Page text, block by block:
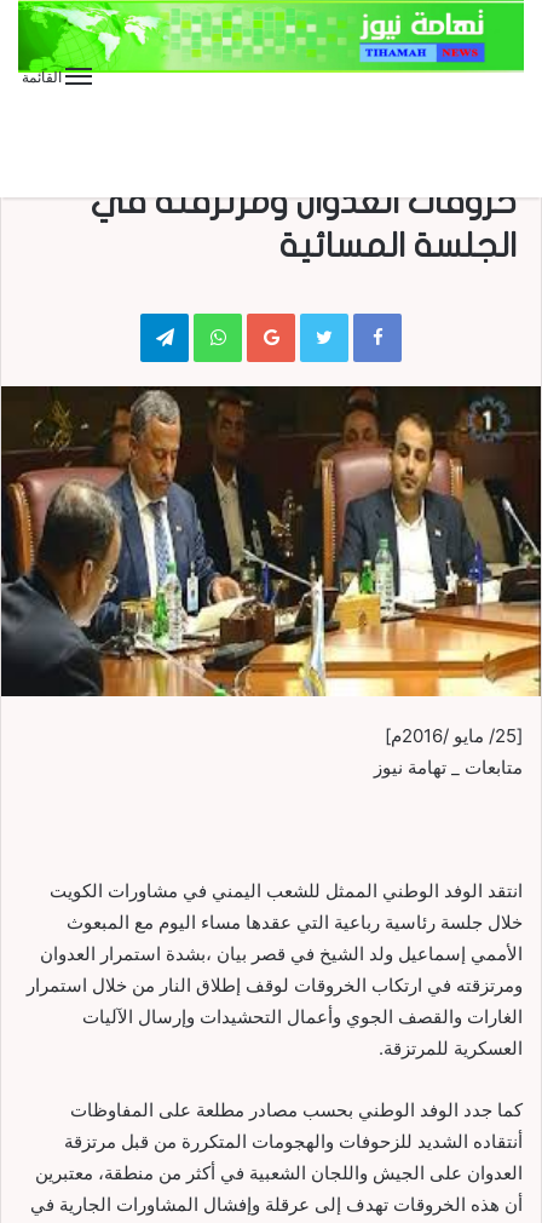
القائمة
خروقات العدوان ومرتزقته في
الجلسة المسائية
Google+
WhatsApp
Telegram
[25/ مايو /2016م]
متابعات _ تهامة نيوز
انتقد الوفد الوطني الممثل للشعب اليمني في مشاورات الكويت
خلال جلسة رئاسية رباعية التي عقدها مساء اليوم مع المبعوث
الأممي إسماعيل ولد الشيخ في قصر بيان ،بشدة استمرار العدوان
ومرتزقته في ارتكاب الخروقات لوقف إطلاق النار من خلال استمرار
الغارات والقصف الجوي وأعمال التحشيدات وإرسال الآليات
العسكرية للمرتزقة.
كما جدد الوفد الوطني بحسب مصادر مطلعة على المفاوظات
أنتقاده الشديد للزحوفات والهجومات المتكررة من قبل مرتزقة
العدوان على الجيش واللجان الشعبية في أكثر من منطقة، معتبرين
أن هذه الخروقات تهدف إلى عرقلة وإفشال المشاورات الجارية في